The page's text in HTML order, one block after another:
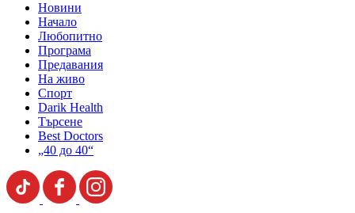
Новини
Начало
Любопитно
Програма
Предавания
На живо
Спорт
Darik Health
Търсене
Best Doctors
„40 до 40“